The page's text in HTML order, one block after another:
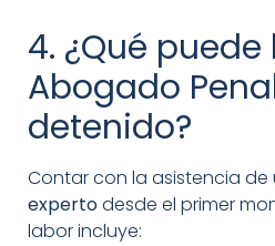
4. ¿Qué
Abogado
detenido?
Contar con la asistencia de
expertodesde el primer
labor incluye: